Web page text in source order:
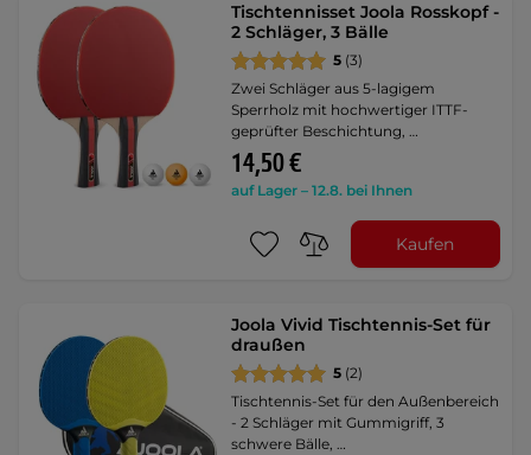
Tischtennisset Joola Rosskopf -
2 Schläger, 3 Bälle
5 (3)
Zwei Schläger aus 5-lagigem
Sperrholz mit hochwertiger ITTF-
geprüfter Beschichtung, …
14,50 €
auf Lager – 12.8. bei Ihnen
Kaufen
Joola Vivid Tischtennis-Set für
draußen
5 (2)
Tischtennis-Set für den Außenbereich
- 2 Schläger mit Gummigriff, 3
schwere Bälle, …